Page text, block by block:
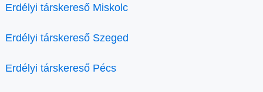
Erdélyi társkereső Miskolc
Erdélyi társkereső Szeged
Erdélyi társkereső Pécs